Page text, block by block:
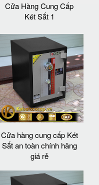
Cửa Hàng Cung Cấp
Két Sắt 1
Cửa hàng cung cấp Két
Sắt an toàn chính hãng
giá rẻ